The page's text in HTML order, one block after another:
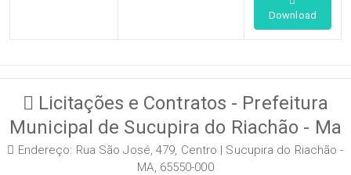
Download
Licitações e Contratos - Prefeitura
Municipal de Sucupira do Riachão - Ma
Endereço: Rua São José, 479, Centro | Sucupira do Riachão -
MA, 65550-000